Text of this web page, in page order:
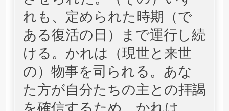
れも、定められた時期（で
ある復活の日）まで運行し続
ける。かれは（現世と来世
の）物事を司られる。あな
た方が自分たちの主との拝謁